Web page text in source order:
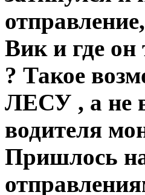
Вик и где он
? Такое
ЛЕСУ , а не
водителя
Пришлось